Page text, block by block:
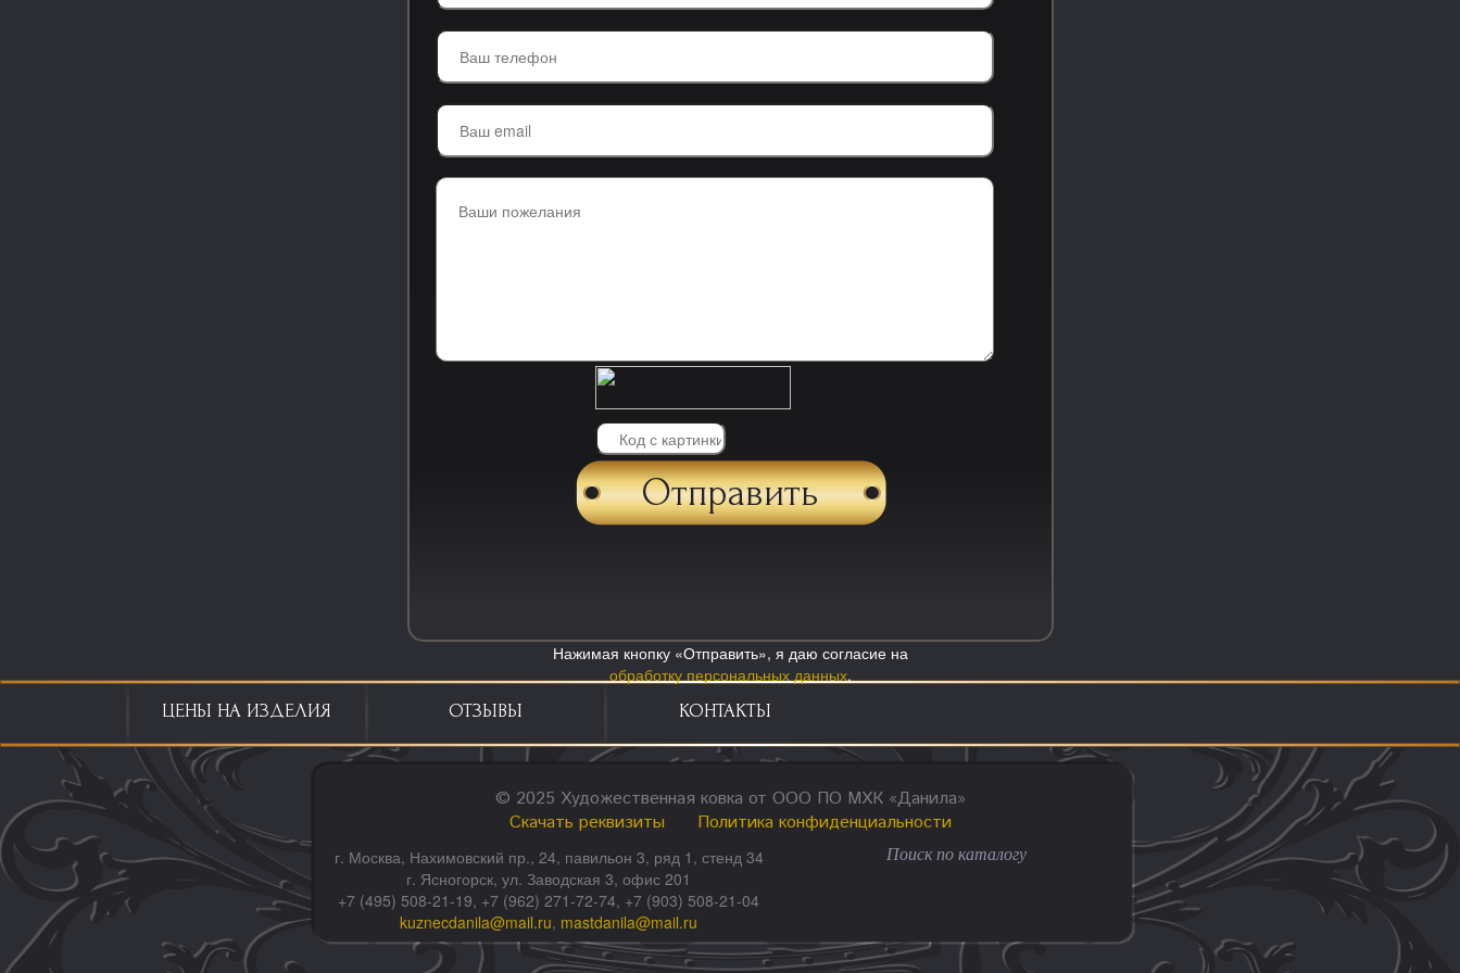
Нажимая кнопку «Отправить», я даю согласие на
обработку персональных данных.
ЦЕНЫ НА ИЗДЕЛИЯ ОТЗЫВЫ КОНТАКТЫ
© 2025 Художественная ковка от ООО ПО МХК «Данила»
Скачать реквизиты
Политика конфиденциальности
г. Москва, Нахимовский пр., 24, павильон 3, ряд 1, стенд 34
г. Ясногорск, ул. Заводская 3, офис 201
+7 (495) 508-21-19, +7 (962) 271-72-74, +7 (903) 508-21-04
kuznecdanila@mail.ru, mastdanila@mail.ru